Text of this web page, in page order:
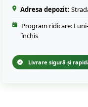
Adresa depozit:
Program ridicare:
închis
Livrare sigură și